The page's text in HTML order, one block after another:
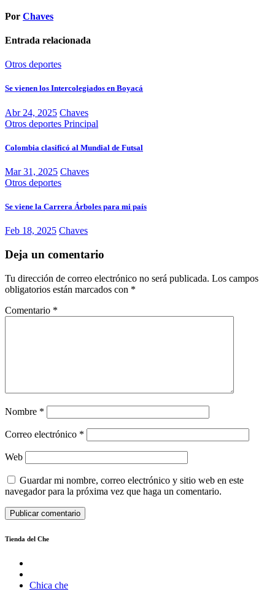
Por Chaves
Entrada relacionada
Otros deportes
Se vienen los Intercolegiados en Boyacá
Abr 24, 2025 Chaves
Otros deportes Principal
Colombia clasificó al Mundial de Futsal
Mar 31, 2025 Chaves
Otros deportes
Se viene la Carrera Árboles para mi país
Feb 18, 2025 Chaves
Deja un comentario
Tu dirección de correo electrónico no será publicada. Los campos
obligatorios están marcados con *
Comentario *
Nombre *
Correo electrónico *
Web
Guardar mi nombre, correo electrónico y sitio web en este
navegador para la próxima vez que haga un comentario.
Tienda del Che
Chica che